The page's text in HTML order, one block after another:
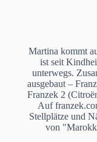
Martina kommt
ist seit
unterwegs.
ausgebaut –
Franzek 2
Auf
Stellplätze und
von